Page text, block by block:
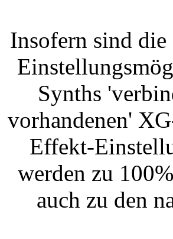
Insofern sind
Synths
vorhandenen'
Effekt-
werden zu
auch zu den